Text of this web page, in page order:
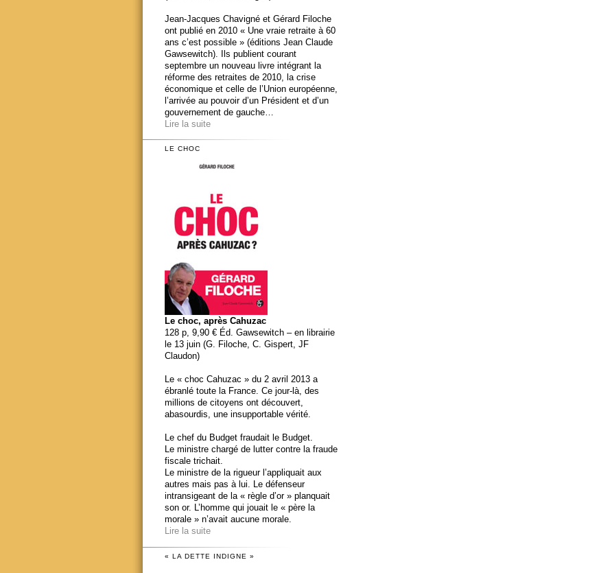
Jean-Jacques Chavigné et Gérard Filoche
ont publié en 2010 « Une vraie retraite à 60
ans c’est possible » (éditions Jean Claude
Gawsewitch). Ils publient courant
septembre un nouveau livre intégrant la
réforme des retraites de 2010, la crise
économique et celle de l’Union européenne,
l’arrivée au pouvoir d’un Président et d’un
gouvernement de gauche…
Lire la suite
LE CHOC
Le choc, après Cahuzac
128 p, 9,90 € Éd. Gawsewitch – en librairie
le 13 juin (G. Filoche, C. Gispert, JF
Claudon)
Le « choc Cahuzac » du 2 avril 2013 a
ébranlé toute la France. Ce jour-là, des
millions de citoyens ont découvert,
abasourdis, une insupportable vérité.
Le chef du Budget fraudait le Budget.
Le ministre chargé de lutter contre la fraude
fiscale trichait.
Le ministre de la rigueur l’appliquait aux
autres mais pas à lui. Le défenseur
intransigeant de la « règle d’or » planquait
son or. L’homme qui jouait le « père la
morale » n’avait aucune morale.
Lire la suite
« LA DETTE INDIGNE »